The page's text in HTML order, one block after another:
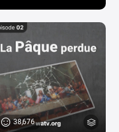
38,676